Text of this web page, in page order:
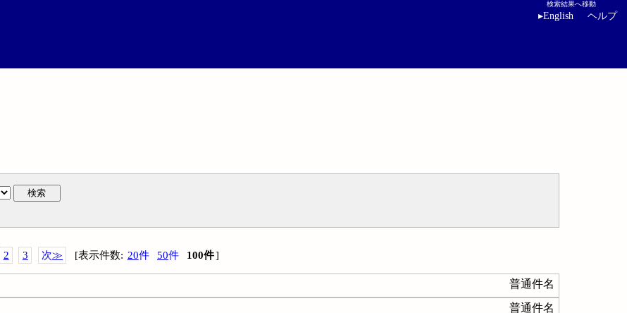
検索結果へ移動
▸English ヘルプ
検索
2 3 次≫ [表示件数: 20件 50件 100件]
普通件名
普通件名